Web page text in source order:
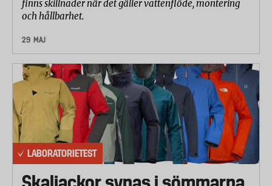
finns skillnader när det gäller vattenflöde, montering
och hållbarhet.
29 MAJ
LABORATORIETEST